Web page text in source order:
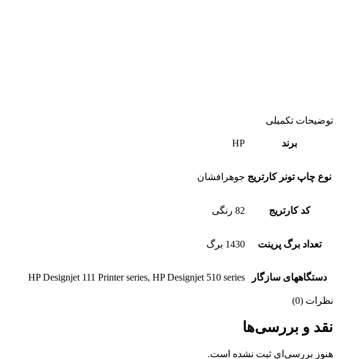
توضیحات تکمیلی
برند HP
نوع چاپ تونر کارتریج جوهرافشان
کد کارتریج 82 رنگی
تعداد برگ پرینت 1430 برگ
دستگاههای سازگار HP Designjet 111 Printer series, HP Designjet 510 series
نظرات (0)
نقد و بررسی‌ها
هنوز بررسی‌ای ثبت نشده است.